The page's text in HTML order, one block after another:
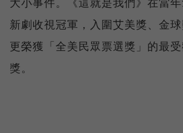
新劇收視冠軍，入圍艾美獎、金球
更榮獲「全美民眾票選獎」的最
獎。